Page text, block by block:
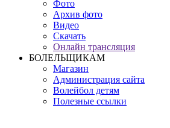
Фото
Архив фото
Видео
Скачать
Онлайн трансляция
БОЛЕЛЬЩИКАМ
Магазин
Администрация сайта
Волейбол детям
Полезные ссылки